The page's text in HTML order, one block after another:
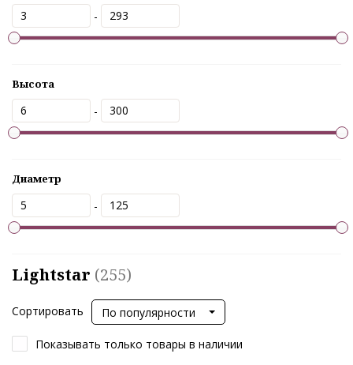
-
Высота
-
Диаметр
-
Lightstar (255)
Сортировать По популярности
Показывать только товары в наличии